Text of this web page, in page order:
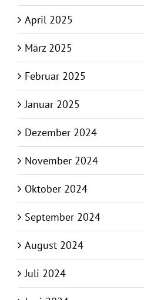
April 2025
März 2025
Februar 2025
Januar 2025
Dezember 2024
November 2024
Oktober 2024
September 2024
August 2024
Juli 2024